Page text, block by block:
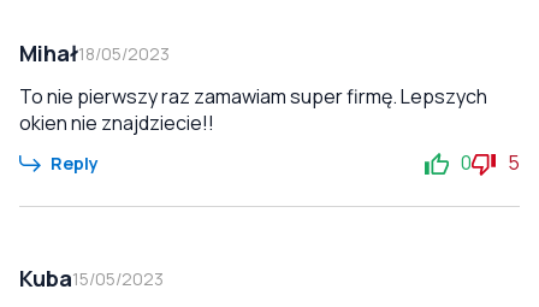
Mihał18/05/2023
To nie pierwszy raz zamawiam super firmę. Lepszych
okien nie znajdziecie!!
Reply 0 5
Kuba15/05/2023